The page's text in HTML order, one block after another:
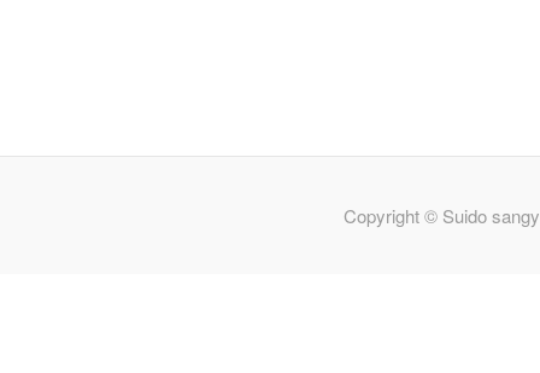
Copyright © Suido